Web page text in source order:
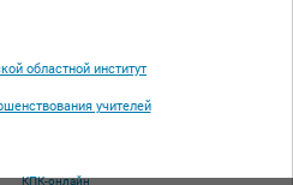
областной институт
учителей
КПК-онлайн